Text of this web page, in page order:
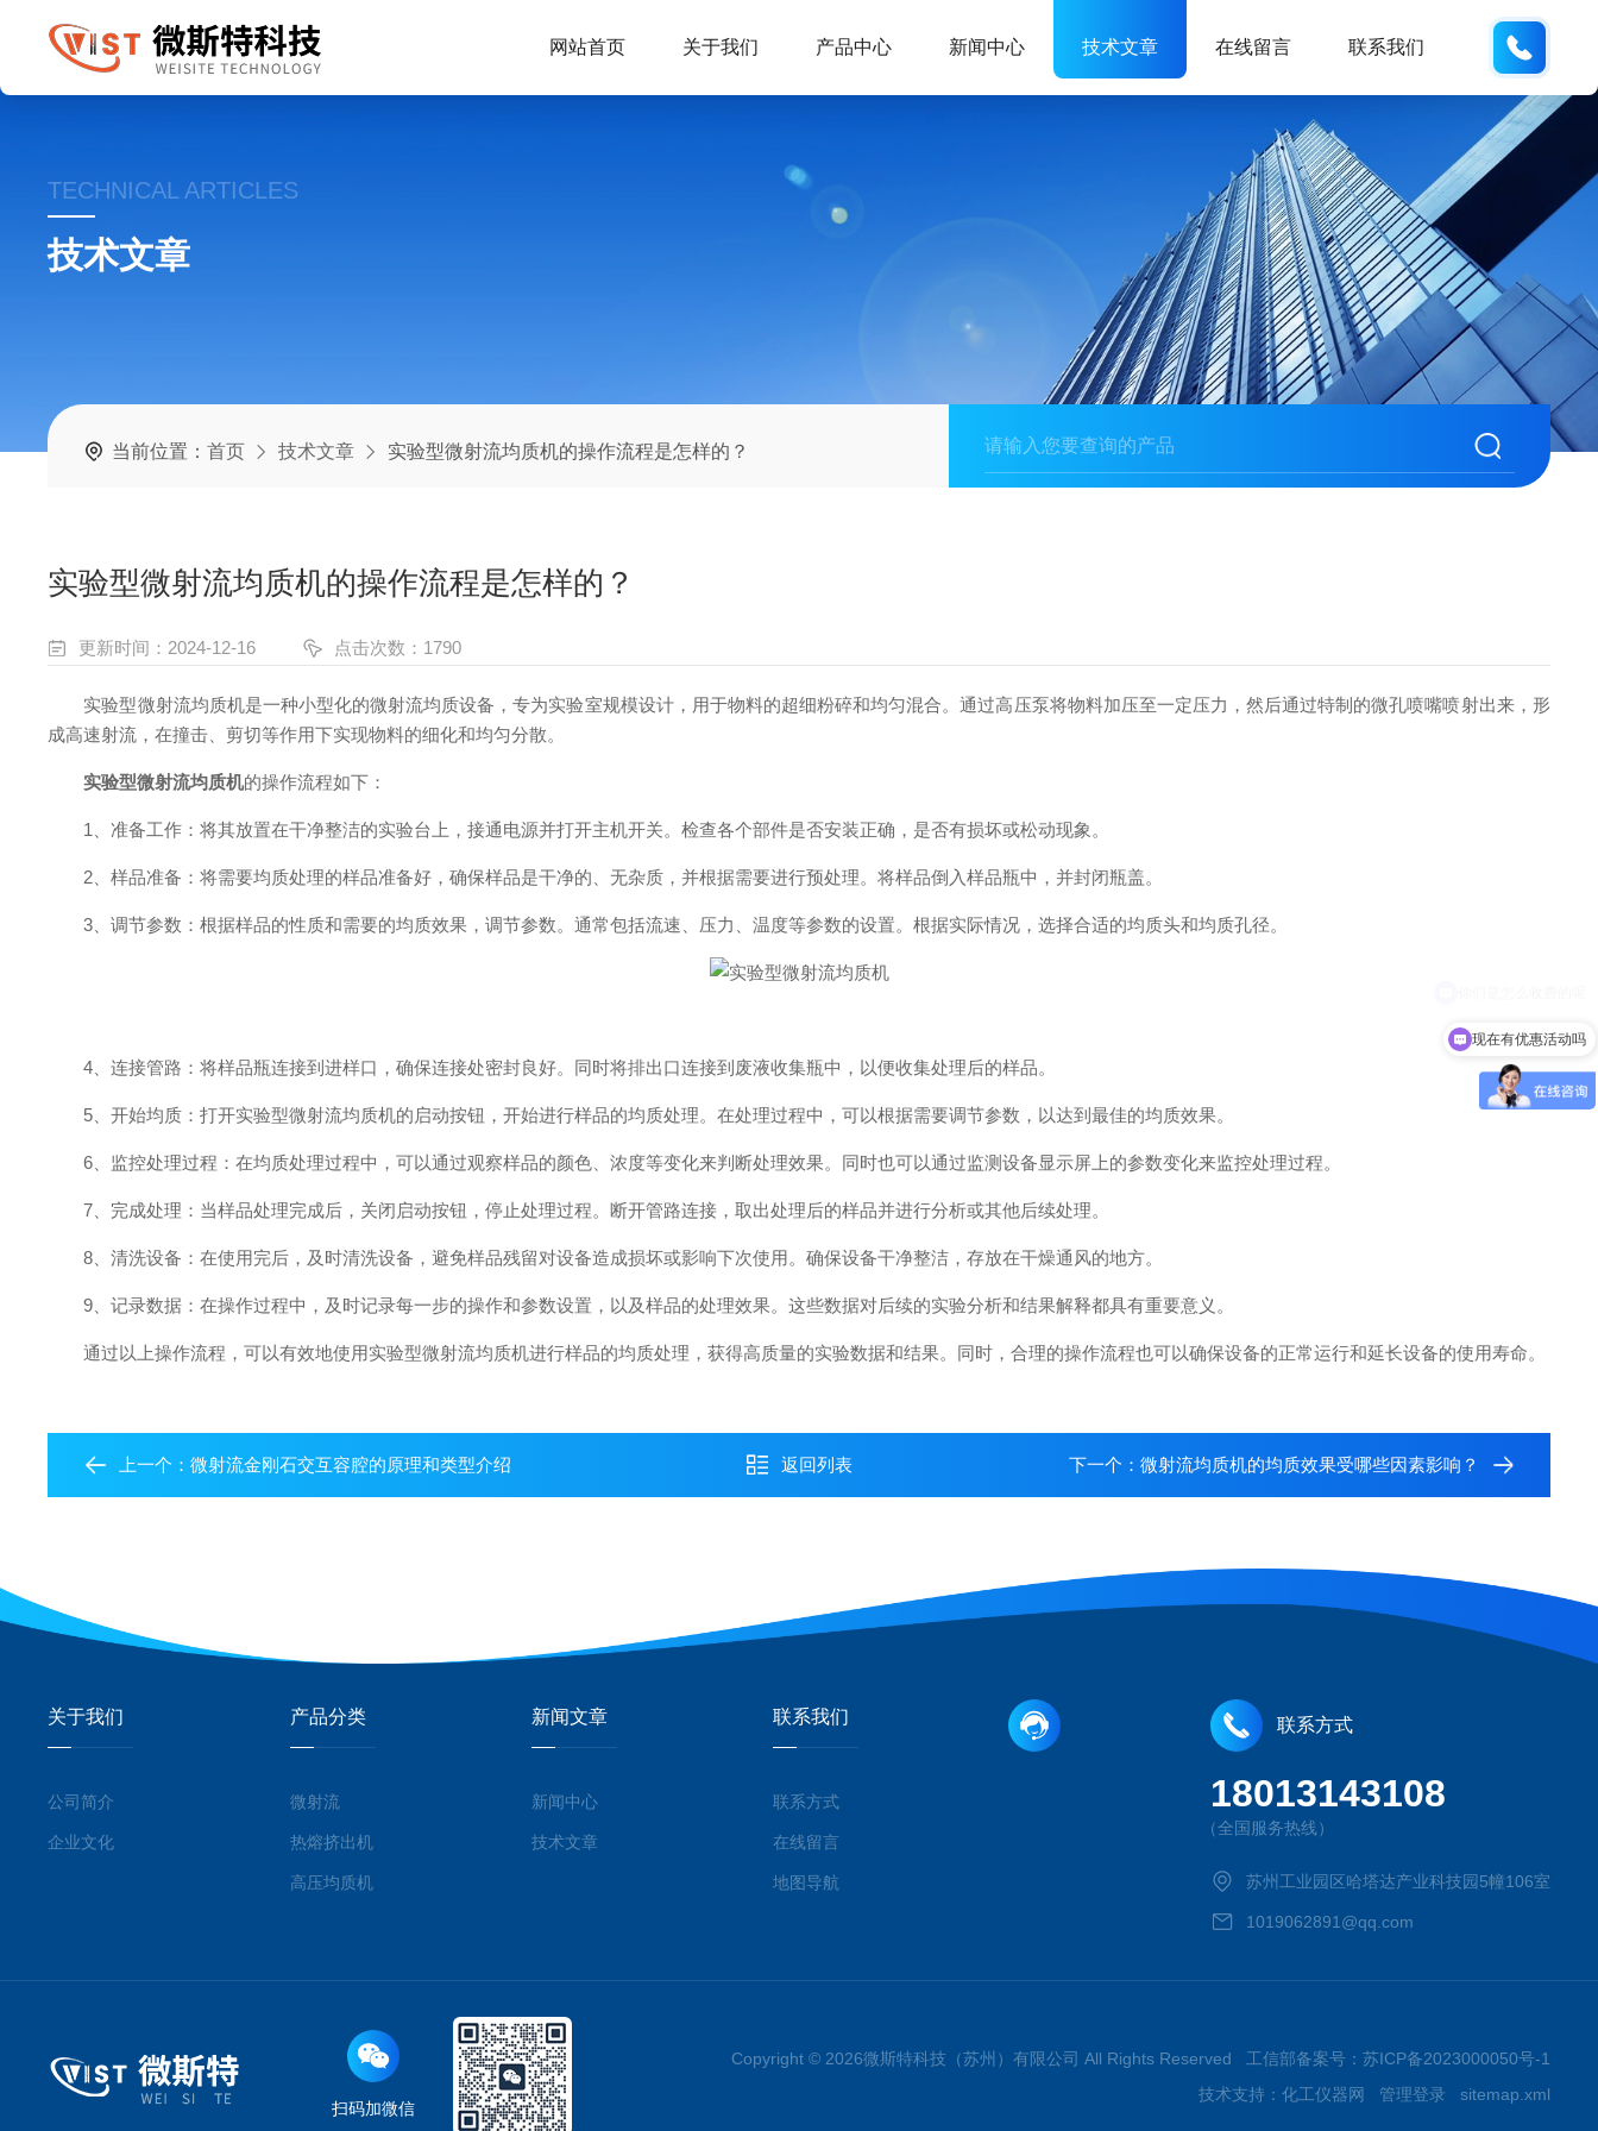
网站首页 关于我们 产品中心 新闻中心 技术文章 在线留言 联系我们
TECHNICAL ARTICLES
技术文章
当前位置：首页 技术文章 实验型微射流均质机的操作流程是怎样的？
实验型微射流均质机的操作流程是怎样的？
更新时间：2024-12-16 点击次数：1790
实验型微射流均质机是一种小型化的微射流均质设备，专为实验室规模设计，用于物料的超细粉碎和均匀混合。通过高压泵将物料加压至一定压力，然后通过特制的微孔喷嘴喷射出来，形
成高速射流，在撞击、剪切等作用下实现物料的细化和均匀分散。
实验型微射流均质机的操作流程如下：
1、准备工作：将其放置在干净整洁的实验台上，接通电源并打开主机开关。检查各个部件是否安装正确，是否有损坏或松动现象。
2、样品准备：将需要均质处理的样品准备好，确保样品是干净的、无杂质，并根据需要进行预处理。将样品倒入样品瓶中，并封闭瓶盖。
3、调节参数：根据样品的性质和需要的均质效果，调节参数。通常包括流速、压力、温度等参数的设置。根据实际情况，选择合适的均质头和均质孔径。
4、连接管路：将样品瓶连接到进样口，确保连接处密封良好。同时将排出口连接到废液收集瓶中，以便收集处理后的样品。
5、开始均质：打开实验型微射流均质机的启动按钮，开始进行样品的均质处理。在处理过程中，可以根据需要调节参数，以达到最佳的均质效果。
6、监控处理过程：在均质处理过程中，可以通过观察样品的颜色、浓度等变化来判断处理效果。同时也可以通过监测设备显示屏上的参数变化来监控处理过程。
7、完成处理：当样品处理完成后，关闭启动按钮，停止处理过程。断开管路连接，取出处理后的样品并进行分析或其他后续处理。
8、清洗设备：在使用完后，及时清洗设备，避免样品残留对设备造成损坏或影响下次使用。确保设备干净整洁，存放在干燥通风的地方。
9、记录数据：在操作过程中，及时记录每一步的操作和参数设置，以及样品的处理效果。这些数据对后续的实验分析和结果解释都具有重要意义。
通过以上操作流程，可以有效地使用实验型微射流均质机进行样品的均质处理，获得高质量的实验数据和结果。同时，合理的操作流程也可以确保设备的正常运行和延长设备的使用寿命。
上一个：微射流金刚石交互容腔的原理和类型介绍 返回列表 下一个： 微射流均质机的均质效果受哪些因素影响？
关于我们
公司简介
企业文化
产品分类
微射流
热熔挤出机
高压均质机
新闻文章
新闻中心
技术文章
联系我们
联系方式
在线留言
地图导航
联系方式
18013143108
（全国服务热线）
苏州工业园区哈塔达产业科技园5幢106室
1019062891@qq.com
扫码加微信
Copyright © 2026微斯特科技（苏州）有限公司 All Rights Reserved 工信部备案号： 苏ICP备2023000050号-1
技术支持： 化工仪器网 管理登录 sitemap.xml
现在有优惠活动吗